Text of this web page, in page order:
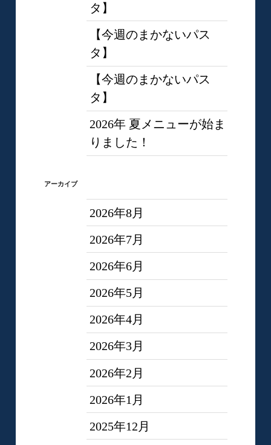
タ】
【今週のまかないパス
タ】
【今週のまかないパス
タ】
2026年 夏メニューが始ま
りました！
アーカイブ
2026年8月
2026年7月
2026年6月
2026年5月
2026年4月
2026年3月
2026年2月
2026年1月
2025年12月